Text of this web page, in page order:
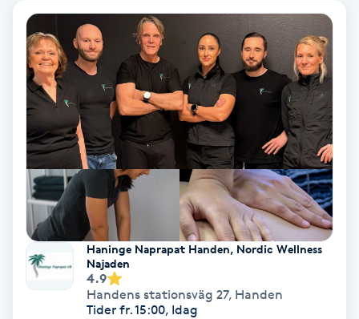
Microshading
Mixfransar
Nagelförlängning
Nagelförlängning akryl
Nagelförlängning gelé
Nagelförlängning glasfiber
Haninge Naprapat Handen, Nordic Wellness
Najaden
4.9
Handens stationsväg 27, Handen
Tider fr. 15:00, Idag